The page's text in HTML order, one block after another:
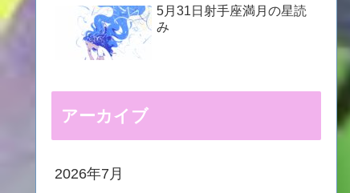
5月31日射手座満月の星読
み
アーカイブ
2026年7月